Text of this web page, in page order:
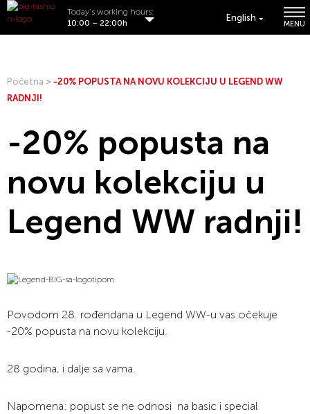
English
MENU
Today's working hours:
10:00 – 22:00h
Početna > -20% POPUSTA NA NOVU KOLEKCIJU U LEGEND WW
RADNJI!
-20% popusta na
novu kolekciju u
Legend WW radnji!
Povodom 28. rođendana u Legend WW-u vas očekuje
-20% popusta na novu kolekciju.
28 godina, i dalje sa vama.
Napomena: popust se ne odnosi na basic i special